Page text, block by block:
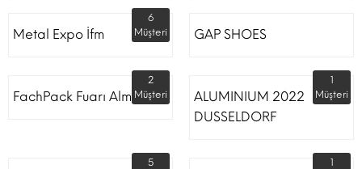
Metal Expo İfm
6
Müşteri
GAP SHOES
FachPack Fuarı Almanya
2
Müşteri
ALUMINIUM 2022
DUSSELDORF
1
Müşteri
5
1